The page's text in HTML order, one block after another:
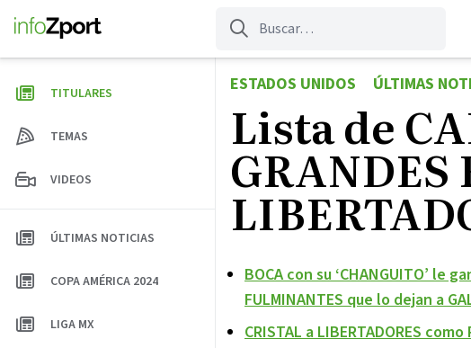
contenido
ESTADOS UNIDOS ÚLTIMAS
Lista de
GRANDES
BOCA con su ‘CHANGUITO’ le
FULMINANTES que lo dejan a
CRISTAL a LIBERTADORES
TITULARES
TEMAS
VIDEOS
ÚLTIMAS NOTICIAS
COPA AMÉRICA 2024
LIGA MX